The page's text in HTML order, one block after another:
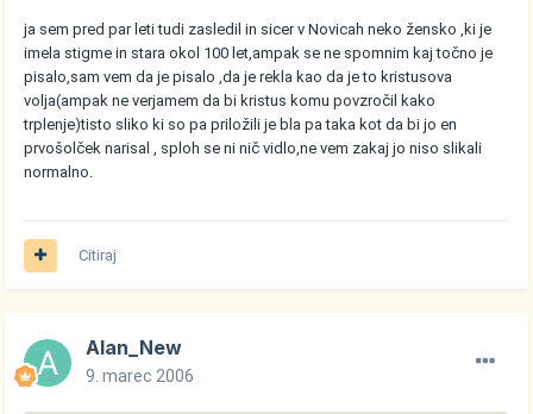
ja sem pred par leti tudi zasledil in sicer v Novicah neko žensko ,ki je
imela stigme in stara okol 100 let,ampak se ne spomnim kaj točno je
pisalo,sam vem da je pisalo ,da je rekla kao da je to kristusova
volja(ampak ne verjamem da bi kristus komu povzročil kako
trplenje)tisto sliko ki so pa priložili je bla pa taka kot da bi jo en
prvošolček narisal , sploh se ni nič vidlo,ne vem zakaj jo niso slikali
normalno.
Citiraj
Alan_New
9. marec 2006